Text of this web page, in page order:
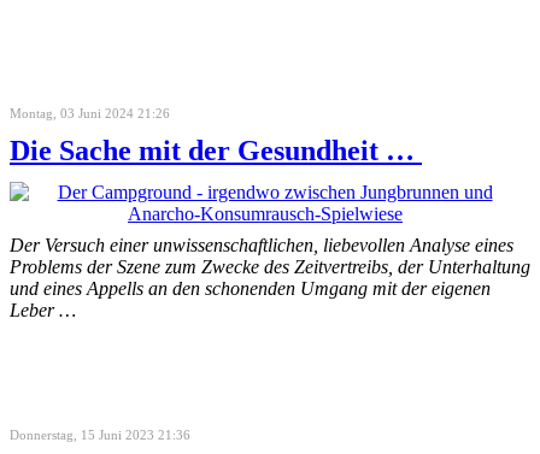
Montag, 03 Juni 2024 21:26
Die Sache mit der Gesundheit …
Der Versuch einer unwissenschaftlichen, liebevollen Analyse eines
Problems der Szene zum Zwecke des Zeitvertreibs, der Unterhaltung
und eines Appells an den schonenden Umgang mit der eigenen
Leber …
Donnerstag, 15 Juni 2023 21:36